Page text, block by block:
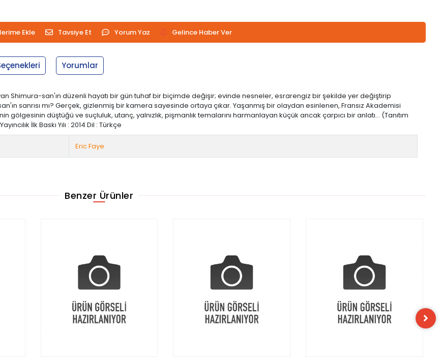
Ekle Tavsiye Et Yorum Yaz Gelince Haber Ver
Yorumlar
Shimura-san'ın düzenli hayatı bir gün tuhaf bir biçimde değişir; evinde nesneler, esrarengiz bir şekilde yer değiştirip
sanrısı mı? Gerçek, gizlenmiş bir kamera sayesinde ortaya çıkar. Yaşanmış bir olaydan esinlenen, Fransız Akademisi
düştüğü ve suçluluk, utanç, yalnızlık, pişmanlık temalarını harmanlayan küçük ancak çarpıcı bir anlatı… (Tanıtım
İlk Baskı Yılı : 2014 Dil : Türkçe
Eric Faye
Benzer Ürünler